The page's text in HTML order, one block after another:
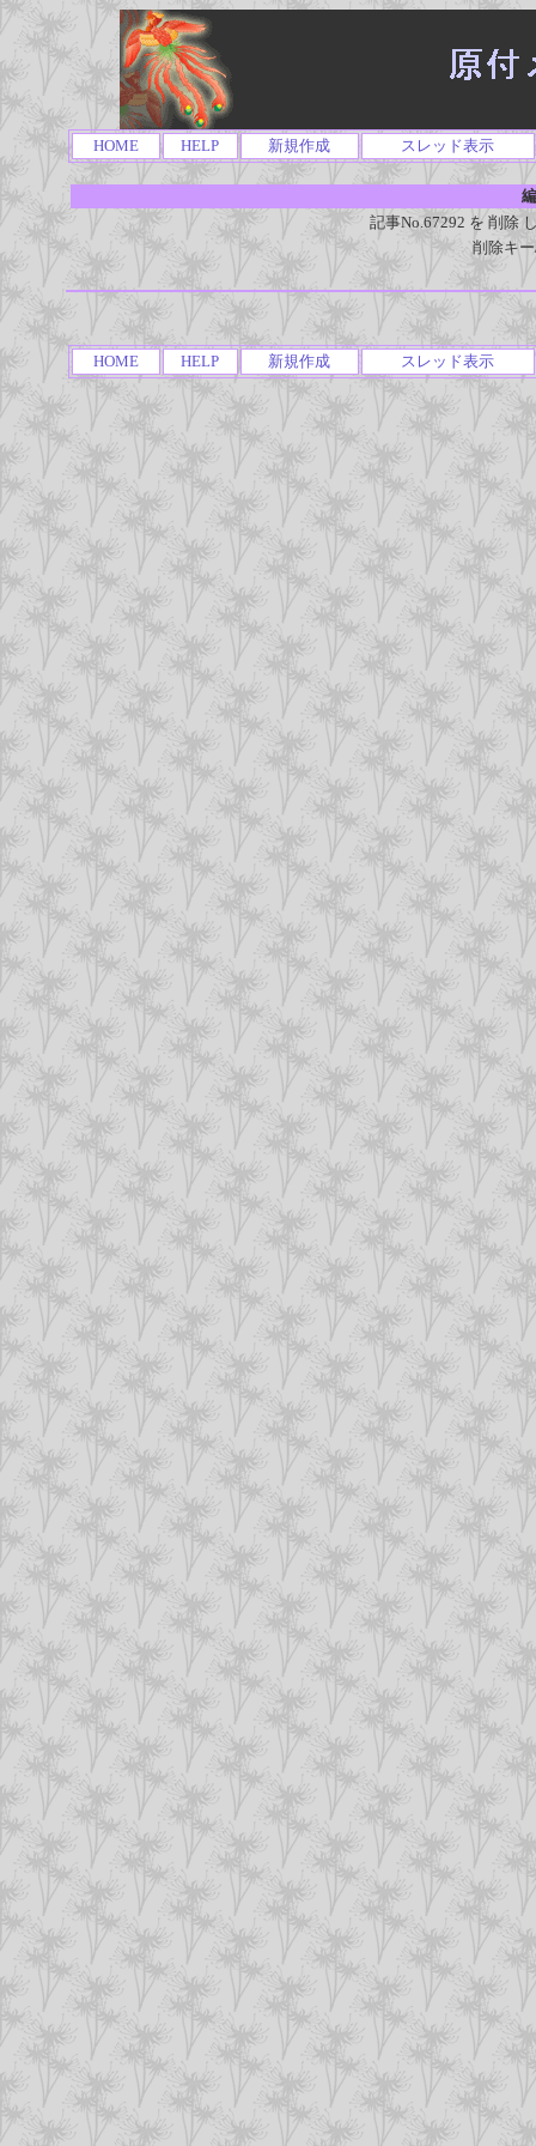
HOME HELP 新規作成 スレッド表示
記事No.67292 を 削除
削除キ
HOME HELP 新規作成 スレッド表示